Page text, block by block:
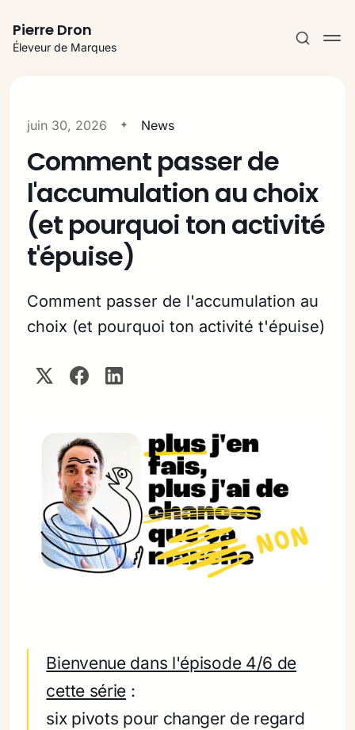
Pierre Dron
Éleveur de Marques
S'abonner
Se connecter
juin 30, 2026 News
Comment passer de
l'accumulation au choix
(et pourquoi ton activité
t'épuise)
Comment passer de l'accumulation au
choix (et pourquoi ton activité t'épuise)
Bienvenue dans l'épisode 4/6 de
cette série :
six pivots pour changer de regard